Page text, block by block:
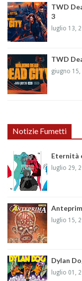
TWD
3
luglio 13,
TWD
giugno 15,
Notizie Fumetti
Eternità
luglio 29,
luglio 15,
Dylan
luglio 01,